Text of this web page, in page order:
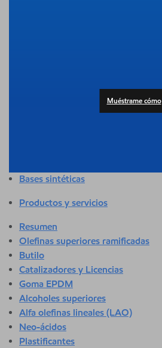
Productos al consumidor
Atención médica y sanitaria
Bases sintéticas
Productos y servicios
Resumen
Olefinas superiores ramificadas
Butilo
Catalizadores y Licencias
Goma EPDM
Alcoholes superiores
Alfa olefinas lineales (LAO)
Neo-ácidos
Plastificantes
Muéstrame cómo